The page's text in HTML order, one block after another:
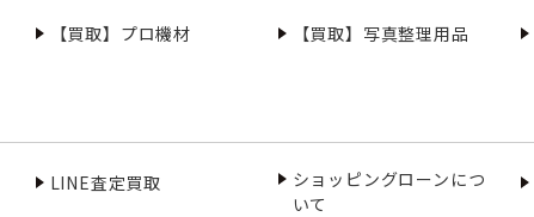
【買取】プロ機材 【買取】写真整理用品
LINE査定買取
ショッピングローンにつ
いて